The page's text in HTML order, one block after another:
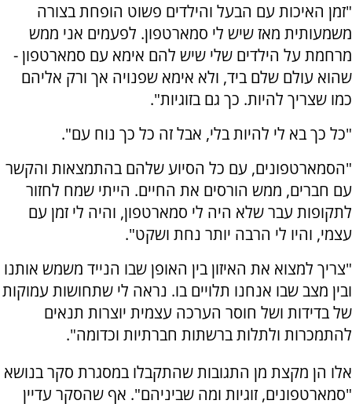
"זמן האיכות עם הבעל והילדים פשוט הופחת בצורה
משמעותית מאז שיש לי סמארטפון. לפעמים אני ממש
מרחמת על הילדים שלי שיש להם אימא עם סמארטפון -
שהוא עולם שלם ביד, ולא אימא שפנויה אך ורק אליהם
כמו שצריך להיות. כך גם בזוגיות".
"כל כך בא לי להיות בלי, אבל זה כל כך נוח עם".
"הסמארטפונים, עם כל הסיוע שלהם בהתמצאות והקשר
עם חברים, ממש הורסים את החיים. הייתי שמח לחזור
לתקופות עבר שלא היה לי סמארטפון, והיה לי זמן עם
עצמי, והיו לי הרבה יותר נחת ושקט".
"צריך למצוא את האיזון בין האופן שבו הנייד משמש אותנו
ובין מצב שבו אנחנו תלויים בו. נראה לי שתחושות עמוקות
של בדידות ושל חוסר הערכה עצמית יוצרות תנאים
להתמכרות ולתלות ברשתות חברתיות וכדומה".
אלו הן מקצת מן התגובות שהתקבלו במסגרת סקר בנושא
"סמארטפונים, זוגיות ומה שביניהם". אף שהסקר עדיין